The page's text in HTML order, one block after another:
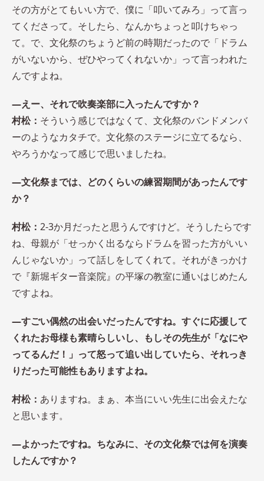
その方がとてもいい方で、僕に「叩いてみろ」って言っ
てくださって。そしたら、なんかちょっと叩けちゃっ
て。で、文化祭のちょうど前の時期だったので「ドラム
がいないから、ぜひやってくれないか」って言っわれた
んですよね。
―えー、それで吹奏楽部に入ったんですか？
村松： そういう感じではなくて、文化祭のバンドメンバ
ーのようなカタチで。文化祭のステージに立てるなら、
やろうかなって感じで思いましたね。
―文化祭までは、どのくらいの練習期間があったんです
か？
村松： 2-3か月だったと思うんですけど。そうしたらです
ね、母親が「せっかく出るならドラムを習った方がいい
んじゃないか」って話しをしてくれて。それがきっかけ
で『新堀ギター音楽院』の平塚の教室に通いはじめたん
ですよね。
―すごい偶然の出会いだったんですね。すぐに応援して
くれたお母様も素晴らしいし、もしその先生が「なにや
ってるんだ！」って怒って追い出していたら、それっき
りだった可能性もありますよね。
村松： ありますね。まぁ、本当にいい先生に出会えたな
と思います。
―よかったですね。ちなみに、その文化祭では何を演奏
したんですか？